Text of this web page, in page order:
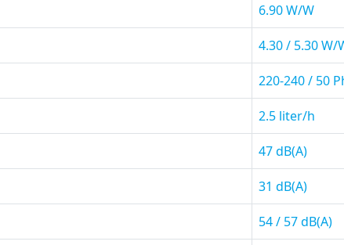
6.90 W/W
4.30 / 5.30 W/
220-240 / 50
2.5 liter/h
47 dB(A)
31 dB(A)
54 / 57 dB(A)